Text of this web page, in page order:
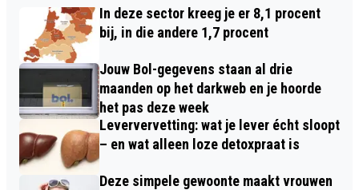
In deze sector kreeg je er 8,1 procent
bij, in die andere 1,7 procent
Jouw Bol-gegevens staan al drie
maanden op het darkweb en je hoorde
het pas deze week
Leververvetting: wat je lever écht sloopt
– en wat alleen loze detoxpraat is
Deze simpele gewoonte maakt vrouwen